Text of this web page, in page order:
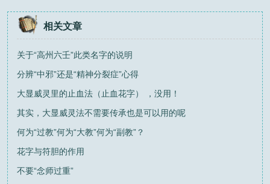
相关文章
关于“高州六壬”此类名字的说明
分辨“中邪”还是“精神分裂症”心得
大显威灵里的止血法（止血花字） ，没用！
其实，大显威灵法不需要传承也是可以用的呢
何为“过教”何为“大教”何为“副教”？
花字与符胆的作用
不要“念师过重”